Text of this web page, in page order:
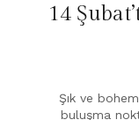
14
Şık ve
buluşma